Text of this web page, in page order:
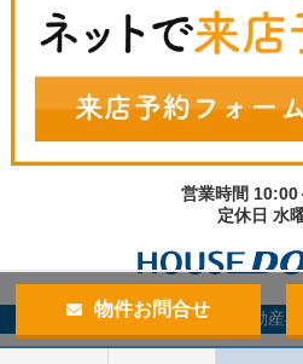
物件お問合せ
営業時間
定休日 水
©宇都宮不動産